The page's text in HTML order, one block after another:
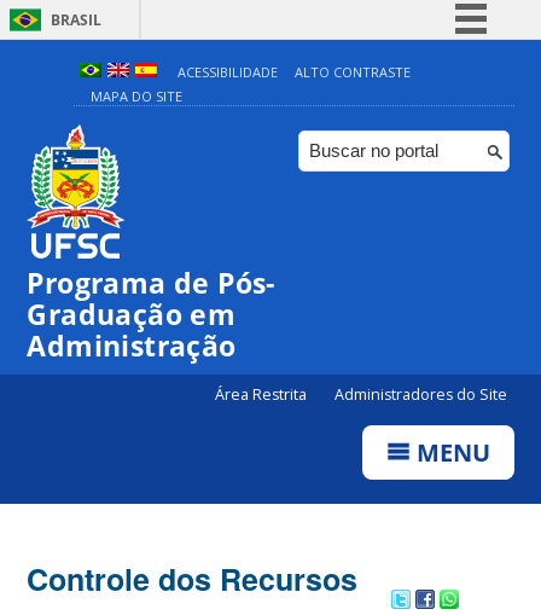
BRASIL
Simplifique!
Comunica BR
Participe
ACESSIBILIDADE
ALTO CONTRASTE
MAPA DO SITE
Programa de Pós-
Graduação em
Administração
Área Restrita Administradores do Site
MENU
Controle dos Recursos